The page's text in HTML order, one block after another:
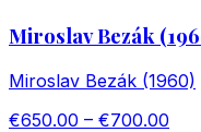
Miroslav Bezák
Miroslav Bezák (1960)
€650.00 – €700.00